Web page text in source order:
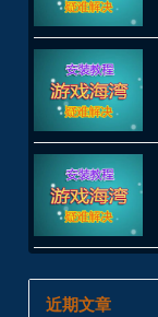
近期文章